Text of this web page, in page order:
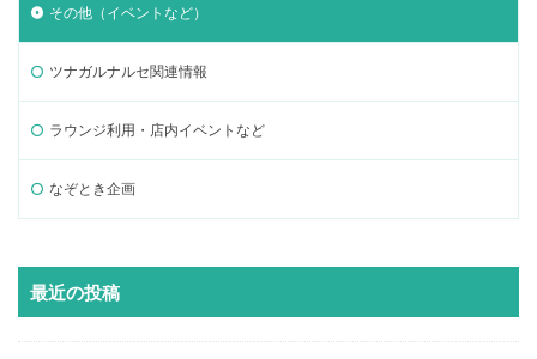
その他（イベントなど）
ツナガルナルセ関連情報
ラウンジ利用・店内イベントなど
なぞとき企画
最近の投稿